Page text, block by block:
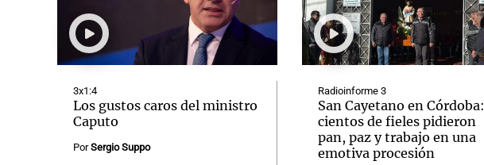
3x1:4
Los gustos caros del ministro
Caputo
PorSergio Suppo
Radioinforme 3
San Cayetano en Córdoba:
cientos de fieles pidieron
pan, paz y trabajo en una
emotiva procesión